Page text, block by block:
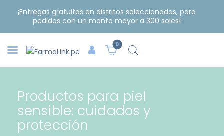
¡Entregas gratuitas en distritos seleccionados, para
pedidos con un monto mayor a 300 soles!
0
Productos para piel
sensible: cuidados y
protección